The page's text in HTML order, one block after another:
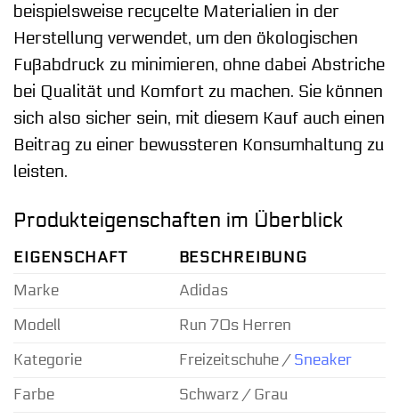
beispielsweise recycelte Materialien in der
Herstellung verwendet, um den ökologischen
Fußabdruck zu minimieren, ohne dabei Abstriche
bei Qualität und Komfort zu machen. Sie können
sich also sicher sein, mit diesem Kauf auch einen
Beitrag zu einer bewussteren Konsumhaltung zu
leisten.
Produkteigenschaften im Überblick
EIGENSCHAFT
BESCHREIBUNG
Marke
Adidas
Modell
Run 70s Herren
Kategorie
Freizeitschuhe /Sneaker
Farbe
Schwarz / Grau